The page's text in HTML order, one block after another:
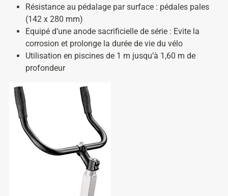
Résistance au pédalage par surface : pédales pales
(142 x 280 mm)
Equipé d’une anode sacrificielle de série : Evite la
corrosion et prolonge la durée de vie du vélo
Utilisation en piscines de 1 m jusqu’à 1,60 m de
profondeur